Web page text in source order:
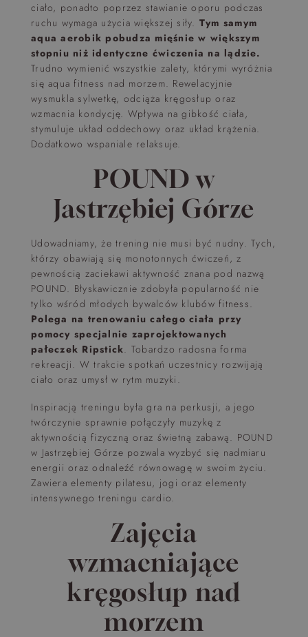
ciało, ponadto poprzez stawianie oporu podczas
ruchu wymaga użycia większej siły. Tym samym
aqua aerobik pobudza mięśnie w większym
stopniu niż identyczne ćwiczenia na lądzie.
Trudno wymienić wszystkie zalety, którymi wyróżnia
się aqua fitness nad morzem. Rewelacyjnie
wysmukla sylwetkę, odciąża kręgosłup oraz
wzmacnia kondycję. Wpływa na gibkość ciała,
stymuluje układ oddechowy oraz układ krążenia.
Dodatkowo wspaniale relaksuje.
POUND w
Jastrzębiej Górze
Udowadniamy, że trening nie musi być nudny. Tych,
którzy obawiają się monotonnych ćwiczeń, z
pewnością zaciekawi aktywność znana pod nazwą
POUND. Błyskawicznie zdobyła popularność nie
tylko wśród młodych bywalców klubów fitness.
Polega na trenowaniu całego ciała przy
pomocy specjalnie zaprojektowanych
pałeczek Ripstick. Tobardzo radosna forma
rekreacji. W trakcie spotkań uczestnicy rozwijają
ciało oraz umysł w rytm muzyki.
Inspiracją treningu była gra na perkusji, a jego
twórczynie sprawnie połączyły muzykę z
aktywnością fizyczną oraz świetną zabawą. POUND
w Jastrzębiej Górze pozwala wyzbyć się nadmiaru
energii oraz odnaleźć równowagę w swoim życiu.
Zawiera elementy pilatesu, jogi oraz elementy
intensywnego treningu cardio.
Zajęcia
wzmacniające
kręgosłup nad
morzem